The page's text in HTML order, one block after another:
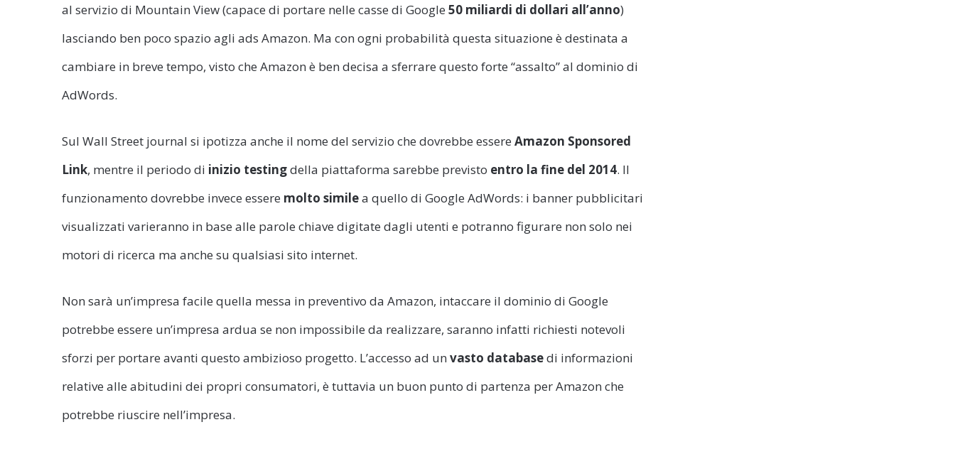
al servizio di Mountain View (capace di portare nelle casse di Google 50 miliardi di dollari all’anno)
lasciando ben poco spazio agli ads Amazon. Ma con ogni probabilità questa situazione è destinata a
cambiare in breve tempo, visto che Amazon è ben decisa a sferrare questo forte “assalto” al dominio di
AdWords.
Sul Wall Street journal si ipotizza anche il nome del servizio che dovrebbe essere Amazon Sponsored
Link, mentre il periodo di inizio testingdella piattaforma sarebbe previsto entro la fine del 2014. Il
funzionamento dovrebbe invece essere molto similea quello di Google AdWords: i banner pubblicitari
visualizzati varieranno in base alle parole chiave digitate dagli utenti e potranno figurare non solo nei
motori di ricerca ma anche su qualsiasi sito internet.
Non sarà un’impresa facile quella messa in preventivo da Amazon, intaccare il dominio di Google
potrebbe essere un’impresa ardua se non impossibile da realizzare, saranno infatti richiesti notevoli
sforzi per portare avanti questo ambizioso progetto. L’accesso ad un vasto databasedi informazioni
relative alle abitudini dei propri consumatori, è tuttavia un buon punto di partenza per Amazon che
potrebbe riuscire nell’impresa.